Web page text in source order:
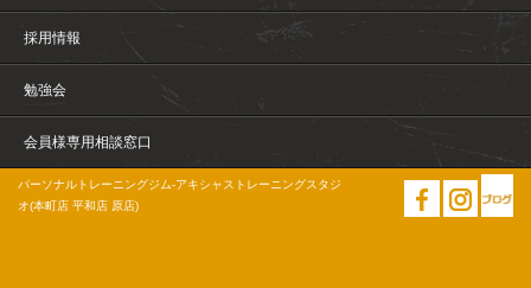
採用情報
勉強会
会員様専用相談窓口
パーソナルトレーニングジム-アキシャストレーニングスタジ
オ(本町店 平和店 原店)